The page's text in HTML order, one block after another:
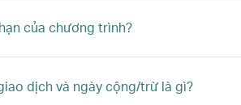
của chương trình?
dịch và ngày cộng/trừ là gì?